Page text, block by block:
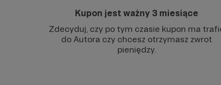
Kupon jest ważny 3 miesiące
Zdecyduj, czy po tym czasie kupon ma
do Autora czy chcesz otrzymasz zwrot
pieniędzy.